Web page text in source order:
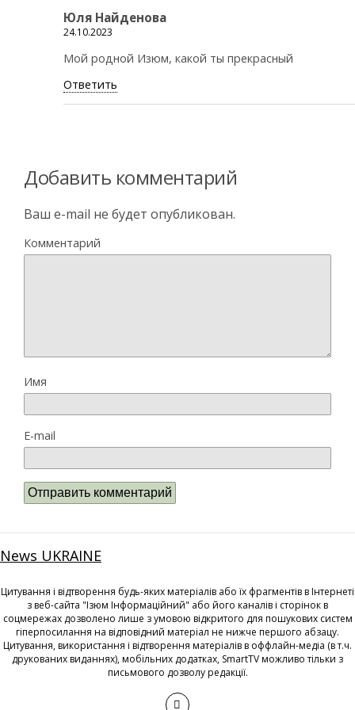
Юля Найденова
24.10.2023
Мой родной Изюм, какой ты прекрасный
Ответить
Добавить комментарий
Ваш e-mail не будет опубликован.
Комментарий
Имя
E-mail
News UKRAINE
Цитування і відтворення будь-яких матеріалів або їх фрагментів в Інтернеті
з веб-сайта "Ізюм Інформаційний" або його каналів і сторінок в
соцмережах дозволено лише з умовою відкритого для пошукових систем
гіперпосилання на відповідний матеріал не нижче першого абзацу.
Цитування, використання і відтворення матеріалів в оффлайн-медіа (в т.ч.
друкованих виданнях), мобільних додатках, SmartTV можливо тільки з
письмового дозволу редакції.